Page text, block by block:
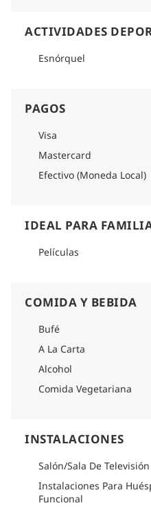
ACTIVIDADES
Esnórquel
PAGOS
Visa
Mastercard
Efectivo (Moneda Local)
IDEAL PARA
Películas
COMIDA Y BEBIDA
Bufé
A La Carta
Alcohol
Comida Vegetariana
INSTALACIONES
Salón/Sala De Televisión
Instalaciones Para
Funcional